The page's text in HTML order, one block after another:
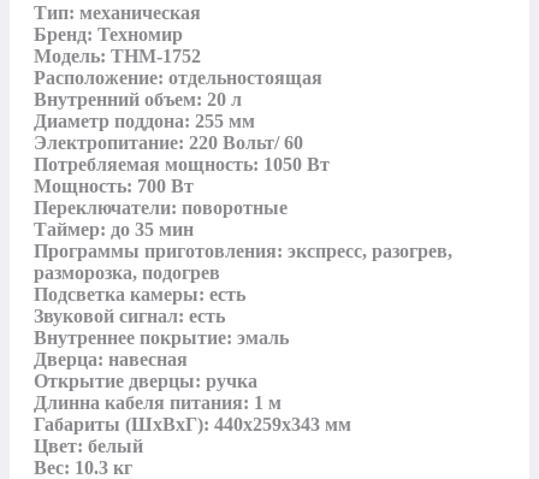
Тип: механическая
Бренд: Техномир
Модель: ТНМ-1752
Расположение: отдельностоящая
Внутренний объем: 20 л
Диаметр поддона: 255 мм
Электропитание: 220 Вольт/ 60
Потребляемая мощность: 1050 Вт
Мощность: 700 Вт
Переключатели: поворотные
Таймер: до 35 мин
Программы приготовления: экспресс, разогрев,
разморозка, подогрев
Подсветка камеры: есть
Звуковой сигнал: есть
Внутреннее покрытие: эмаль
Дверца: навесная
Открытие дверцы: ручка
Длинна кабеля питания: 1 м
Габариты (ШхВхГ): 440х259х343 мм
Цвет: белый
Вес: 10.3 кг